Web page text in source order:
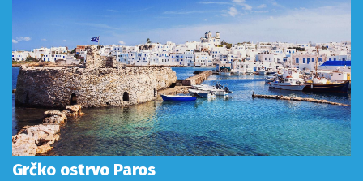
Grčko ostrvo Paros